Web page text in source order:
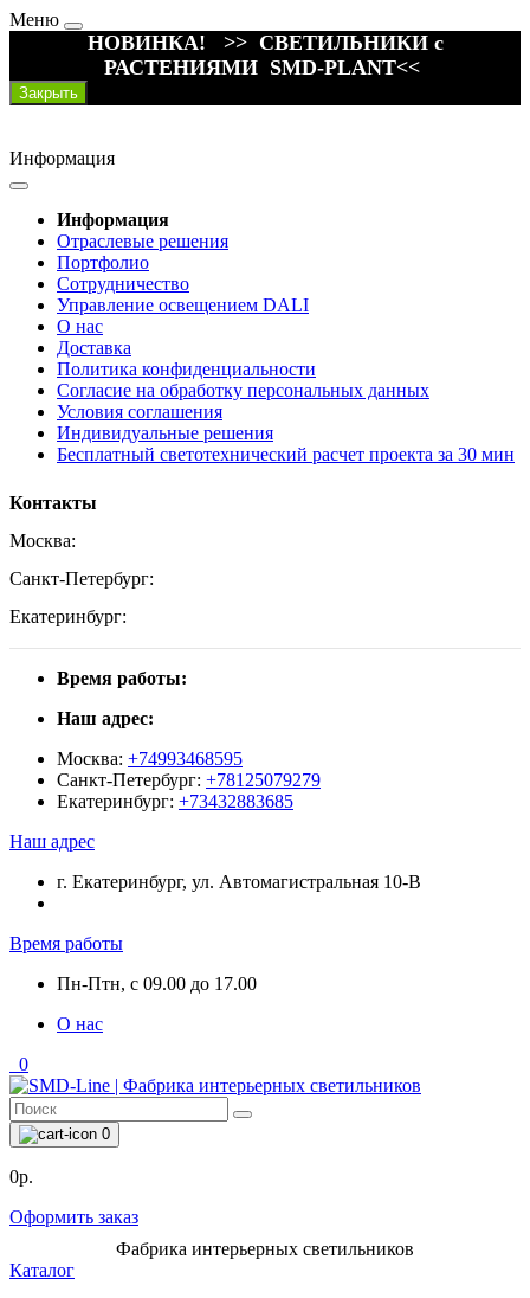
Меню
НОВИНКА! >> СВЕТИЛЬНИКИ с
РАСТЕНИЯМИ SMD-PLANT<<
Закрыть
Информация
Информация
Отраслевые решения
Портфолио
Сотрудничество
Управление освещением DALI
О нас
Доставка
Политика конфиденциальности
Согласие на обработку персональных данных
Условия соглашения
Индивидуальные решения
Бесплатный светотехнический расчет проекта за 30 мин
Контакты
Москва:
Санкт-Петербург:
Екатеринбург:
Время работы:
Наш адрес:
Москва: +74993468595
Санкт-Петербург: +78125079279
Екатеринбург: +73432883685
Наш адрес
г. Екатеринбург, ул. Автомагистральная 10-В
Время работы
Пн-Птн, с 09.00 до 17.00
О нас
0
0
0р.
Оформить заказ
Фабрика интерьерных светильников
Каталог